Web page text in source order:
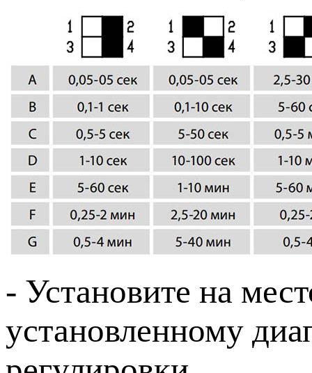
- Установите на
установленному